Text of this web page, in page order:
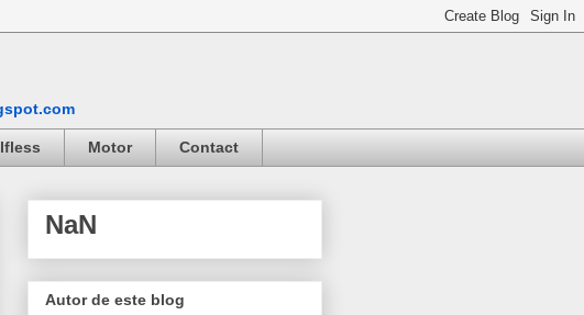
Motor Contact
NaN
Autor de este blog